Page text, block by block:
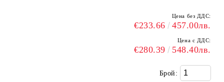
Цена без ДДС:
€233.66 457.00лв.
Цена с ДДС:
€280.39 548.40лв.
Брой: